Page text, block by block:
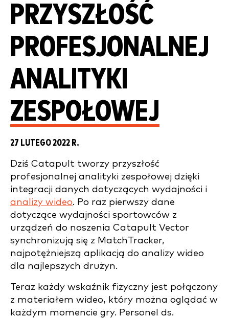
PRZYSZŁOŚĆ
PROFESJONALNEJ
ANALITYKI
ZESPOŁOWEJ
27 LUTEGO 2022 R.
Dziś Catapult tworzy przyszłość
profesjonalnej analityki zespołowej dzięki
integracji danych dotyczących wydajności i
analizy wideo. Po raz pierwszy dane
dotyczące wydajności sportowców z
urządzeń do noszenia Catapult Vector
synchronizują się z MatchTracker,
najpotężniejszą aplikacją do analizy wideo
dla najlepszych drużyn.
Teraz każdy wskaźnik fizyczny jest połączony
z materiałem wideo, który można oglądać w
każdym momencie gry. Personel ds.